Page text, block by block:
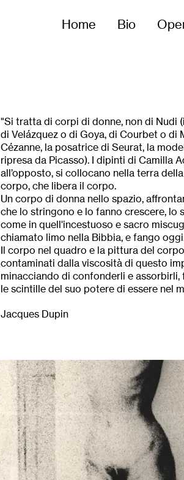
Home Bio
"Si tratta di corpi di donne, non di Nudi
di Velázquez o di Goya, di Courbet o di
Cézanne, la posatrice di Seurat, la
ripresa da Picasso). I dipinti di Camilla
all’opposto, si collocano nella terra
corpo, che libera il corpo.
Un corpo di donna nello spazio,
che lo stringono e lo fanno crescere, lo
come in quell'incestuoso e sacro
chiamato limo nella Bibbia, e fango
Il corpo nel quadro e la pittura del
contaminati dalla viscosità di questo
minacciando di confonderli e assorbirli,
le scintille del suo potere di essere nel
Jacques Dupin